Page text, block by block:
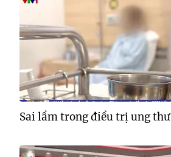
Sai lầm trong điều trị ung thư